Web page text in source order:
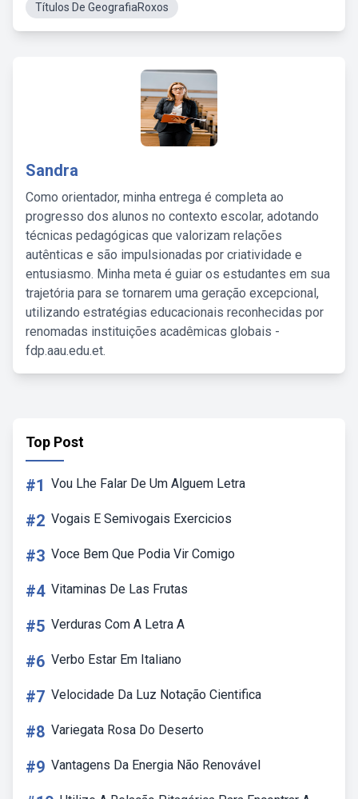
Títulos De GeografiaRoxos
Sandra
Como orientador, minha entrega é completa ao
progresso dos alunos no contexto escolar, adotando
técnicas pedagógicas que valorizam relações
autênticas e são impulsionadas por criatividade e
entusiasmo. Minha meta é guiar os estudantes em sua
trajetória para se tornarem uma geração excepcional,
utilizando estratégias educacionais reconhecidas por
renomadas instituições acadêmicas globais -
fdp.aau.edu.et.
Top Post
#1 Vou Lhe Falar De Um Alguem Letra
#2 Vogais E Semivogais Exercicios
#3 Voce Bem Que Podia Vir Comigo
#4 Vitaminas De Las Frutas
#5 Verduras Com A Letra A
#6 Verbo Estar Em Italiano
#7 Velocidade Da Luz Notação Cientifica
#8 Variegata Rosa Do Deserto
#9 Vantagens Da Energia Não Renovável